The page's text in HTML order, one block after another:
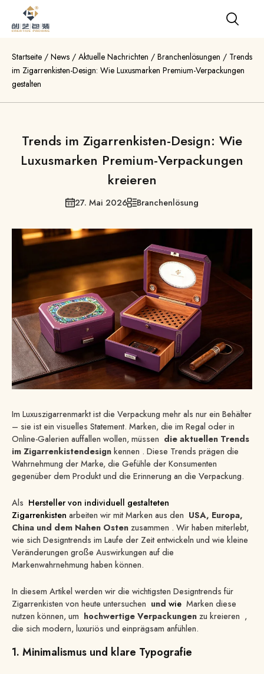
Startseite / News / Aktuelle Nachrichten / Branchenlösungen / Trends
im Zigarrenkisten-Design: Wie Luxusmarken Premium-Verpackungen
gestalten
Trends im Zigarrenkisten-Design: Wie
Luxusmarken Premium-Verpackungen
kreieren
27. Mai 2026 Branchenlösung
Im Luxuszigarrenmarkt ist die Verpackung mehr als nur ein Behälter
– sie ist ein visuelles Statement. Marken, die im Regal oder in
Online-Galerien auffallen wollen, müssen die aktuellen Trends
im Zigarrenkistendesign kennen . Diese Trends prägen die
Wahrnehmung der Marke, die Gefühle der Konsumenten
gegenüber dem Produkt und die Erinnerung an die Verpackung.
Als Hersteller von individuell gestalteten
Zigarrenkisten arbeiten wir mit Marken aus den USA, Europa,
China und dem Nahen Osten zusammen . Wir haben miterlebt,
wie sich Designtrends im Laufe der Zeit entwickeln und wie kleine
Veränderungen große Auswirkungen auf die
Markenwahrnehmung haben können.
In diesem Artikel werden wir die wichtigsten Designtrends für
Zigarrenkisten von heute untersuchen und wie Marken diese
nutzen können, um hochwertige Verpackungen zu kreieren ,
die sich modern, luxuriös und einprägsam anfühlen.
1. Minimalismus und klare Typografie